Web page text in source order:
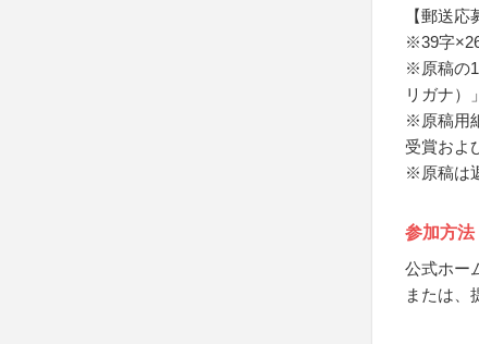
【郵送応
※39字
※原稿の1
リガナ）
※原稿用
受賞およ
※原稿は
参加方法
公式ホー
または、